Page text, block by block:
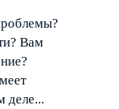
Вам
деле...